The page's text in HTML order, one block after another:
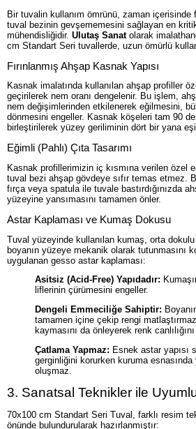
Bir tuvalin kullanım ömrünü, zaman içerisinde
tuval bezinin gevşememesini sağlayan en
mühendisliğidir. Ulutaş Sanatolarak
cm Standart Seri tuvallerde, uzun ömürlü
Fırınlanmış Ahşap Kasnak Yapısı
Kasnak imalatında kullanılan ahşap profiller
geçirilerek nem oranı dengelenir. Bu işlem,
nem değişimlerinden etkilenerek eğilmesini,
dönmesini engeller. Kasnak köşeleri tam 90
birleştirilerek yüzey geriliminin dört bir yana
Eğimli (Pahlı) Çıta Tasarımı
Kasnak profillerimizin iç kısmına verilen özel
tuval bezi ahşap gövdeye sıfır temas etmez.
fırça veya spatula ile tuvale bastırdığınızda
yüzeyine yansımasını tamamen önler.
Astar Kaplaması ve Kumaş Dokusu
Tuval yüzeyinde kullanılan kumaş, orta
boyanın yüzeye mekanik olarak tutunmasını
uygulanan gesso astar kaplaması:
Asitsiz (Acid-Free) Yapıdadır:
liflerinin çürümesini engeller.
Dengeli Emmeciliğe Sahiptir:
tamamen içine çekip rengi
kaymasını da önleyerek renk
Çatlama Yapmaz: Esnek astar yapısı
gerginliğini korurken kuruma
oluşmaz.
3. Sanatsal Teknikler ile
70x100 cm Standart Seri Tuval, farklı resim
önünde bulundurularak hazırlanmıştır: